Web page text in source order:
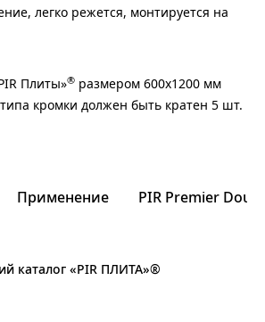
легко режется, монтируется на
Плиты»® размером 600х1200 мм
кромки должен быть кратен 5 шт.
Применение PIR Premier
каталог «PIR ПЛИТА»®